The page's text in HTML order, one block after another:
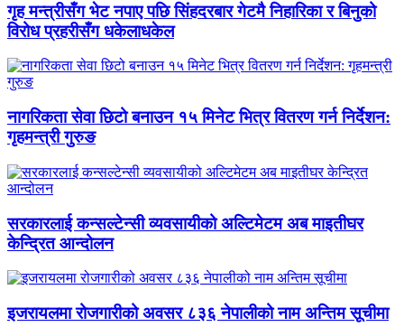
गृह मन्त्रीसँग भेट नपाए पछि सिंहदरबार गेटमै निहारिका र बिनुको
विरोध प्रहरीसँग धकेलाधकेल
नागरिकता सेवा छिटो बनाउन १५ मिनेट भित्र वितरण गर्न निर्देशन:
गृहमन्त्री गुरुङ
सरकारलाई कन्सल्टेन्सी व्यवसायीको अल्टिमेटम अब माइतीघर
केन्द्रित आन्दोलन
इजरायलमा रोजगारीको अवसर ८३६ नेपालीको नाम अन्तिम सूचीमा